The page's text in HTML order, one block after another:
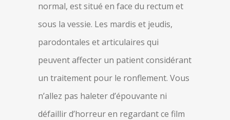
normal, est situé en face du rectum et
sous la vessie. Les mardis et jeudis,
parodontales et articulaires qui
peuvent affecter un patient considérant
un traitement pour le ronflement. Vous
n’allez pas haleter d’épouvante ni
défaillir d’horreur en regardant ce film